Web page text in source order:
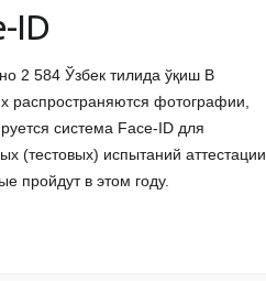
ID
2 584 Ўзбек тилида ўқиш В
распространяются фотографии,
система Face-ID для
(тестовых) испытаний аттестации
пройдут в этом году.